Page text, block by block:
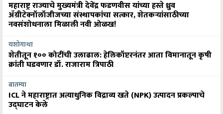
महाराष्ट्र राज्याचे मुख्यमंत्री देवेंद्र फडणवीस यांच्या हस्ते ध्रुव
ॲग्रीटेक्नॉलॉजीजच्या संस्थापकांचा सत्कार, शेतकऱ्यांसाठीच्या
नवसंशोधनाला मिळाली नवी ओळख!
यशोगाथा
शेतीतून १०० कोटींची उलाढाल: हेलिकॉप्टरनंतर आता विमानातून कृषी
क्रांती घडवणार डॉ. राजाराम त्रिपाठी
बातम्या
ICL ने महाराष्ट्रात अत्याधुनिक विद्राव्य खते (NPK) उत्पादन प्रकल्पाचे
उद्घाटन केले